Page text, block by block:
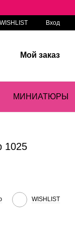
Вход
Мой заказ
МИНИАТЮРЫ
1025
WISHLIST